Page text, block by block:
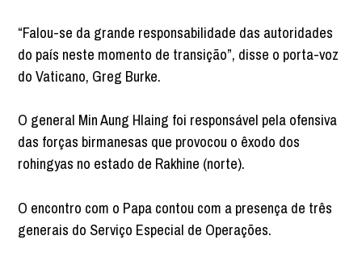
“Falou-se da grande responsabilidade das autoridades
do país neste momento de transição”, disse o porta-voz
do Vaticano, Greg Burke.
O general Min Aung Hlaing foi responsável pela ofensiva
das forças birmanesas que provocou o êxodo dos
rohingyas no estado de Rakhine (norte).
O encontro com o Papa contou com a presença de três
generais do Serviço Especial de Operações.